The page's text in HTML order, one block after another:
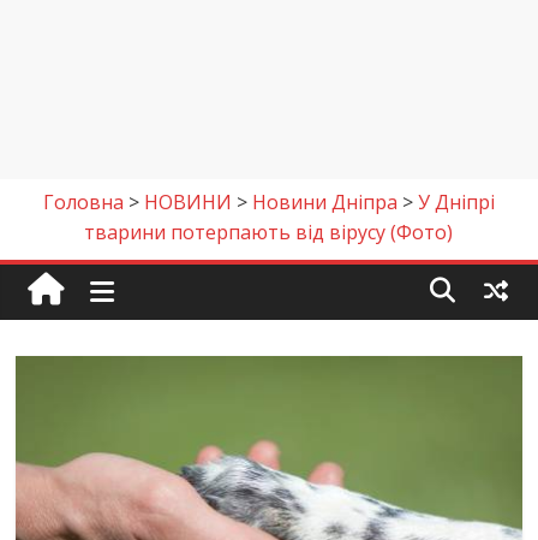
Головна > НОВИНИ > Новини Дніпра >У Дніпрі
тварини потерпають від вірусу (Фото)